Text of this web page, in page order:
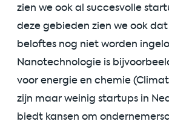
zien we ook al succesvolle
deze gebieden zien we ook
beloftes nog niet worden
Nanotechnologie is
voor energie en chemie
zijn maar weinig startups in
biedt kansen om